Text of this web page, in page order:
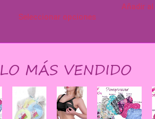
Seleccionar opciones
Añadir
LO MÁS VENDIDO